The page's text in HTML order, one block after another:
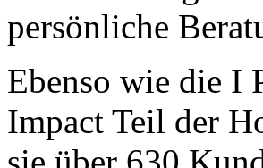
persönliche
Ebenso wie die I
Impact Teil der